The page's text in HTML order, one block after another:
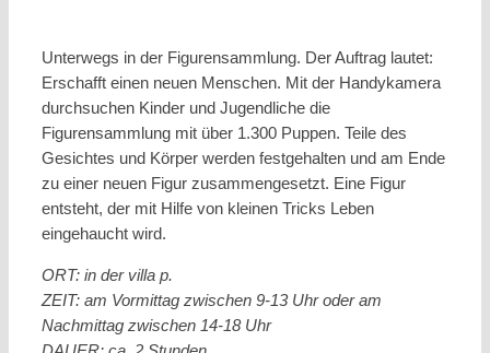
Unterwegs in der Figurensammlung. Der Auftrag lautet:
Erschafft einen neuen Menschen. Mit der Handykamera
durchsuchen Kinder und Jugendliche die
Figurensammlung mit über 1.300 Puppen. Teile des
Gesichtes und Körper werden festgehalten und am Ende
zu einer neuen Figur zusammengesetzt. Eine Figur
entsteht, der mit Hilfe von kleinen Tricks Leben
eingehaucht wird.
ORT: in der villa p.
ZEIT: am Vormittag zwischen 9-13 Uhr oder am
Nachmittag zwischen 14-18 Uhr